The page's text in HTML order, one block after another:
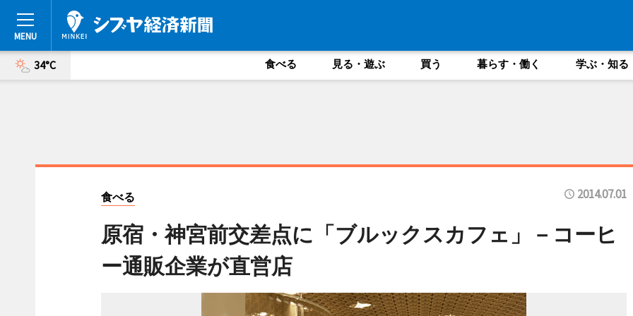
34°C 食べる 見る・遊ぶ 買う 暮らす・働く 学ぶ・知る
食べる 2014.07.01
原宿・神宮前交差点に「ブルックスカフェ」－コーヒ
ー通販企業が直営店